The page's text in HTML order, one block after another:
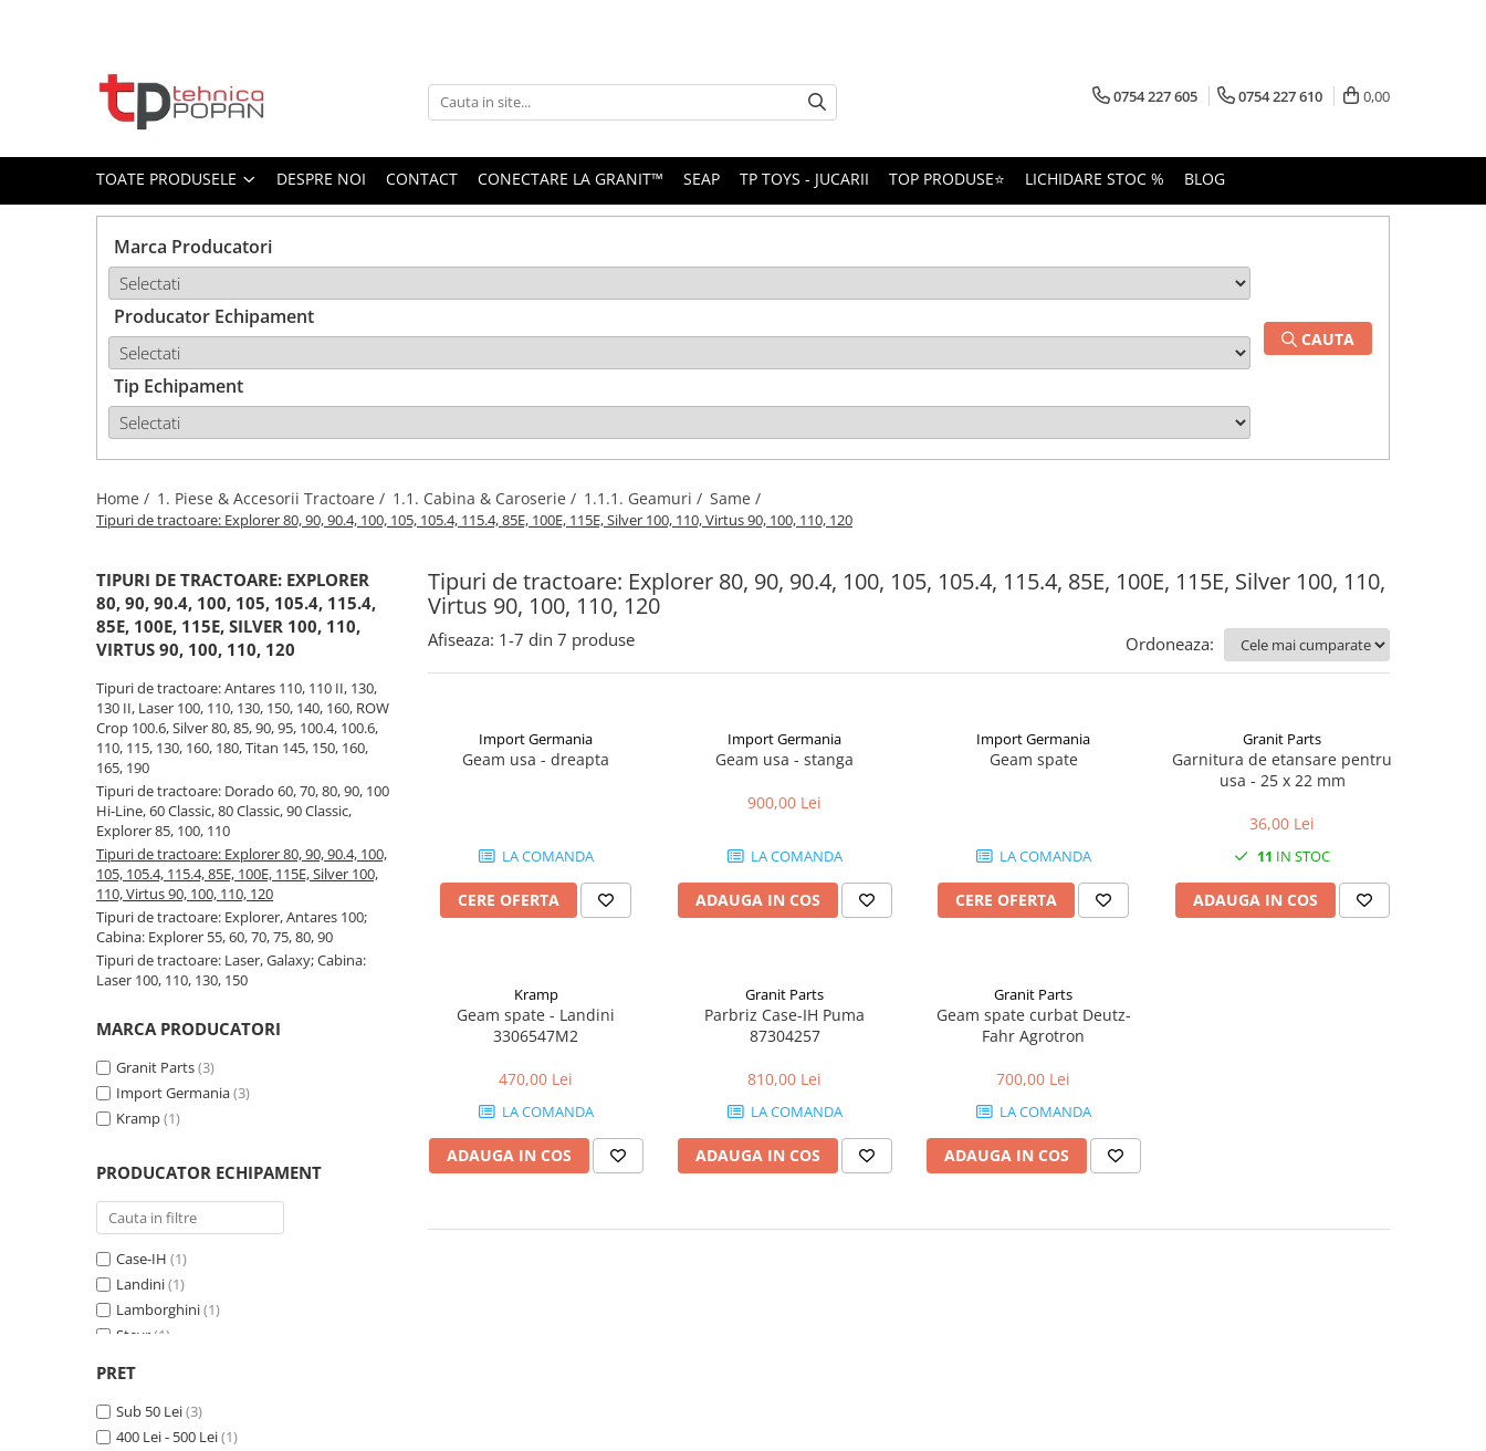
Toate Produsele
1.1. Cabina & Caroserie
1.1.2. Piese caroserie
1.1.3. Embleme & Abtibilduri
1.1.4. Climatizare si accesorii
Puncte si mecanism de ridicare
1.3. Scaune & Accesorii
1.3.1. Scaune
1.4.1. Pompe hidraulice
1.4.2. Joystick
1.4.3. Distribuitoare
1.4.4. Cilindri si accesorii
1.5. Motoare
1.5.1. Combustibili
1.5.2. Cuzineti si accesorii
1.5.3. Garnituri
motor si accesorii
1.5.5. Pistoane & camasi piston
1.5.6. Răcire
1.5.7. Filtre
1.5.8. Esapamente
1.5.9. Chiulasa si supape
0754 227 605 0754 227 610 0,00
TOATE PRODUSELE DESPRE NOI CONTACT CONECTARE LA GRANIT™ SEAP TP TOYS - JUCARII TOP PRODUSE⭐ LICHIDARE STOC % BLOG
Marca Producatori
Producator Echipament
Tip Echipament
CAUTA
Home / 1. Piese & Accesorii Tractoare / 1.1. Cabina & Caroserie / 1.1.1. Geamuri / Same /
Tipuri de tractoare: Explorer 80, 90, 90.4, 100, 105, 105.4, 115.4, 85E, 100E, 115E, Silver 100, 110, Virtus 90, 100, 110, 120
Tipuri de tractoare: Explorer 80, 90, 90.4, 100, 105, 105.4, 115.4, 85E, 100E, 115E, Silver 100, 110,
Virtus 90, 100, 110, 120
TIPURI DE TRACTOARE: EXPLORER
80, 90, 90.4, 100, 105, 105.4, 115.4,
85E, 100E, 115E, SILVER 100, 110,
VIRTUS 90, 100, 110, 120
Tipuri de tractoare: Antares 110, 110 II, 130,
130 II, Laser 100, 110, 130, 150, 140, 160, ROW
Crop 100.6, Silver 80, 85, 90, 95, 100.4, 100.6,
110, 115, 130, 160, 180, Titan 145, 150, 160,
165, 190
Tipuri de tractoare: Dorado 60, 70, 80, 90, 100
Hi-Line, 60 Classic, 80 Classic, 90 Classic,
Explorer 85, 100, 110
Tipuri de tractoare: Explorer 80, 90, 90.4, 100,
105, 105.4, 115.4, 85E, 100E, 115E, Silver 100,
110, Virtus 90, 100, 110, 120
Tipuri de tractoare: Explorer, Antares 100;
Cabina: Explorer 55, 60, 70, 75, 80, 90
Tipuri de tractoare: Laser, Galaxy; Cabina:
Laser 100, 110, 130, 150
MARCA PRODUCATORI
Granit Parts(3)
Import Germania(3)
Kramp(1)
PRODUCATOR ECHIPAMENT
Case-IH (1)
Landini(1)
Lamborghini(1)
Steyr (1)
New Holland
PRET
Sub 50 Lei(3)
400 Lei - 500 Lei(1)
Afiseaza: 1-7 din 7 produse Ordoneaza:
Import Germania
Geam usa - dreapta
LA COMANDA
CERE OFERTA
Import Germania
Geam usa - stanga
900,00 Lei
LA COMANDA
ADAUGA IN COS
Import Germania
Geam spate
LA COMANDA
CERE OFERTA
Granit Parts
Garnitura de etansare pentru
usa - 25 x 22 mm
36,00 Lei
11 IN STOC
ADAUGA IN COS
Kramp
Geam spate - Landini
3306547M2
470,00 Lei
LA COMANDA
ADAUGA IN COS
Granit Parts
Parbriz Case-IH Puma
87304257
810,00 Lei
LA COMANDA
ADAUGA IN COS
Granit Parts
Geam spate curbat Deutz-
Fahr Agrotron
700,00 Lei
LA COMANDA
ADAUGA IN COS